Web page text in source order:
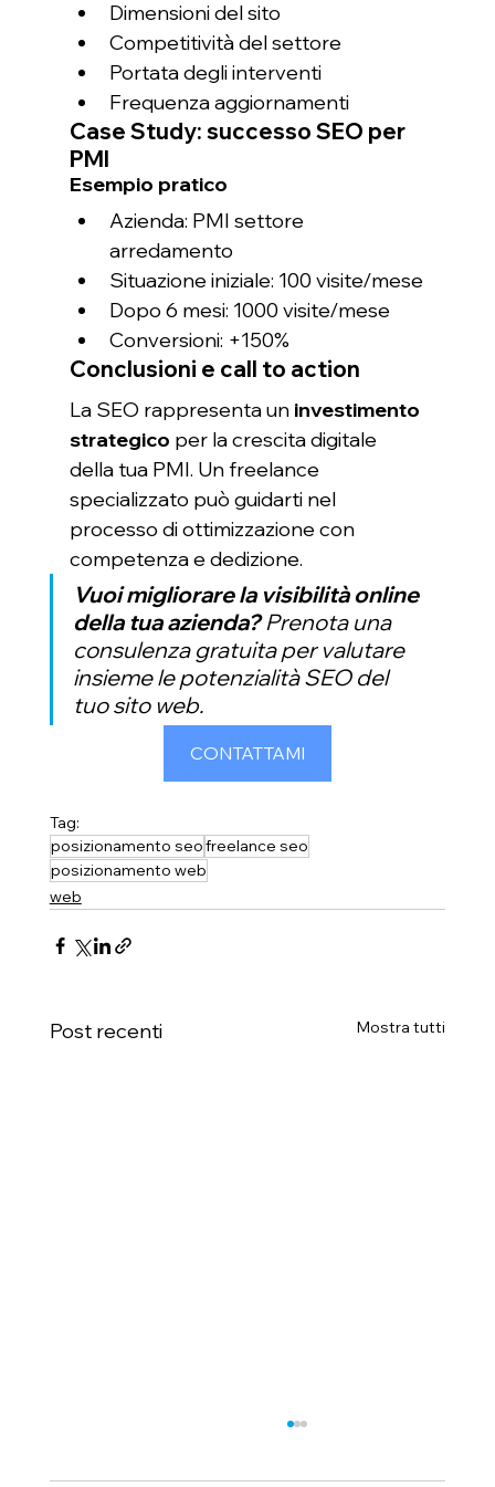
Dimensioni del sito
Competitività del settore
Portata degli interventi
Frequenza aggiornamenti
Case Study: successo SEO per
PMI
Esempio pratico
Azienda: PMI settore
arredamento
Situazione iniziale: 100 visite/mese
Dopo 6 mesi: 1000 visite/mese
Conversioni: +150%
Conclusioni e call to action
La SEO rappresenta un investimento
strategico per la crescita digitale
della tua PMI. Un freelance
specializzato può guidarti nel
processo di ottimizzazione con
competenza e dedizione.
Vuoi migliorare la visibilità online
della tua azienda? Prenota una
consulenza gratuita per valutare
insieme le potenzialità SEO del
tuo sito web.
CONTATTAMI
Tag:
posizionamento seofreelance seo
posizionamento web
web
Post recenti Mostra tutti